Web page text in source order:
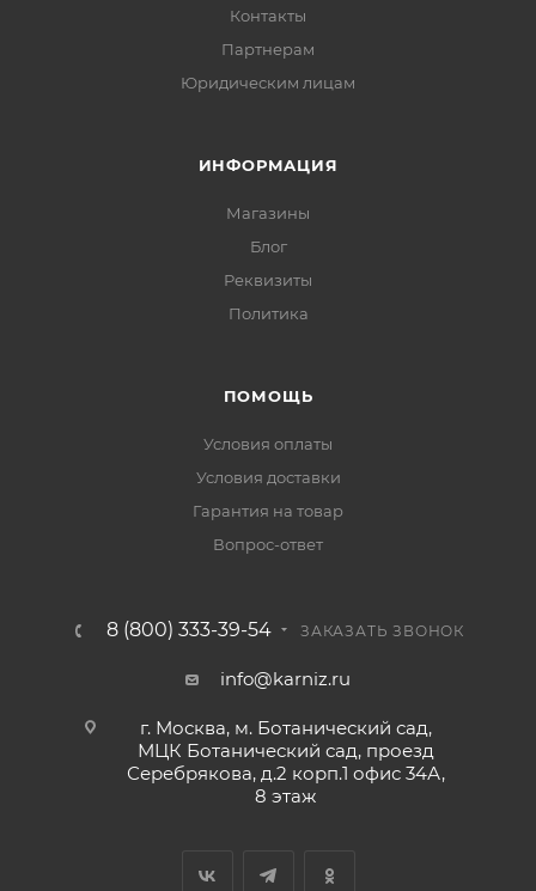
Контакты
Партнерам
Юридическим лицам
ИНФОРМАЦИЯ
Магазины
Блог
Реквизиты
Политика
ПОМОЩЬ
Условия оплаты
Условия доставки
Гарантия на товар
Вопрос-ответ
8 (800) 333-39-54 ЗАКАЗАТЬ ЗВОНОК
info@karniz.ru
г. Москва, м. Ботанический сад,
МЦК Ботанический сад, проезд
Серебрякова, д.2 корп.1 офис 34А,
8 этаж